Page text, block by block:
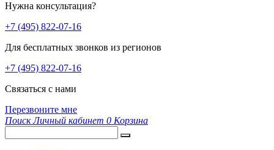
Нужна консультация?
+7 (495) 822-07-16
Для бесплатных звонков из регионов
+7 (495) 822-07-16
Связаться с нами
Перезвоните мне
Поиск Личный кабинет 0 Корзина